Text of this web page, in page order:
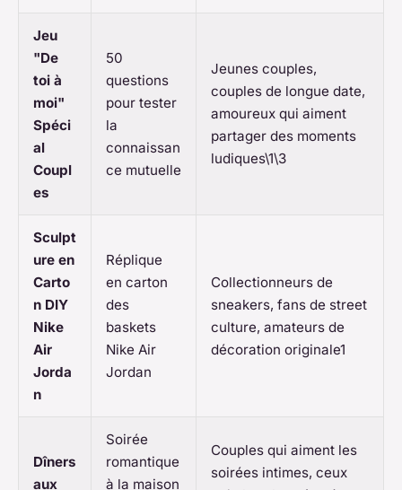
Jeu
"De
toi à
moi"
Spéci
al
Coupl
es
50
questions
pour tester
la
connaissan
ce mutuelle
Jeunes couples,
couples de longue date,
amoureux qui aiment
partager des moments
ludiques\1\3
Sculpt
ure en
Carto
n DIY
Nike
Air
Jorda
n
Réplique
en carton
des
baskets
Nike Air
Jordan
Collectionneurs de
sneakers, fans de street
culture, amateurs de
décoration originale1
Dîners
aux
Soirée
romantique
à la maison
Couples qui aiment les
soirées intimes, ceux